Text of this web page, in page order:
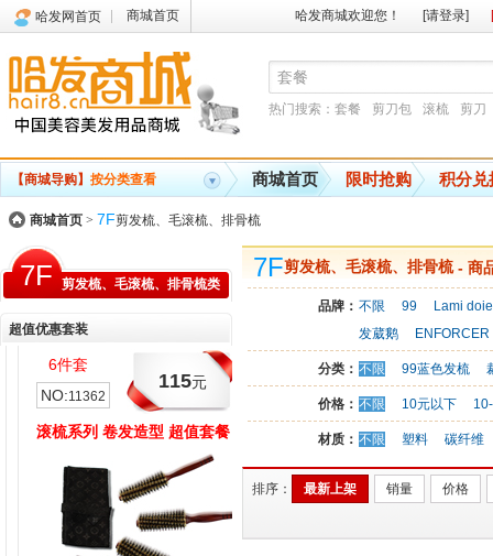
哈发网首页 商城首页 哈发商城欢迎您！ [请登录]
热门搜索： 套餐 剪刀包 滚梳 剪刀
【商城导购】 按分类查看 商城首页 限时抢购 积分兑
商城首页 > 7F剪发梳、毛滚梳、排骨梳
7F 剪发梳、毛滚梳、排骨梳类
超值优惠套装
6件套
NO:11362
115元
滚梳系列 卷发造型 超值套餐
11363
128元
裁发梳蓝色系列 大礼包 套餐
7F剪发梳、毛滚梳、排骨梳- 商
品牌： 不限 99
Lami doie
发葳鹅
ENFORCER
分类： 不限 99蓝色发梳
价格： 不限 10元以下
材质： 不限 塑料 碳纤维
排序： 最新上架 销量 价格